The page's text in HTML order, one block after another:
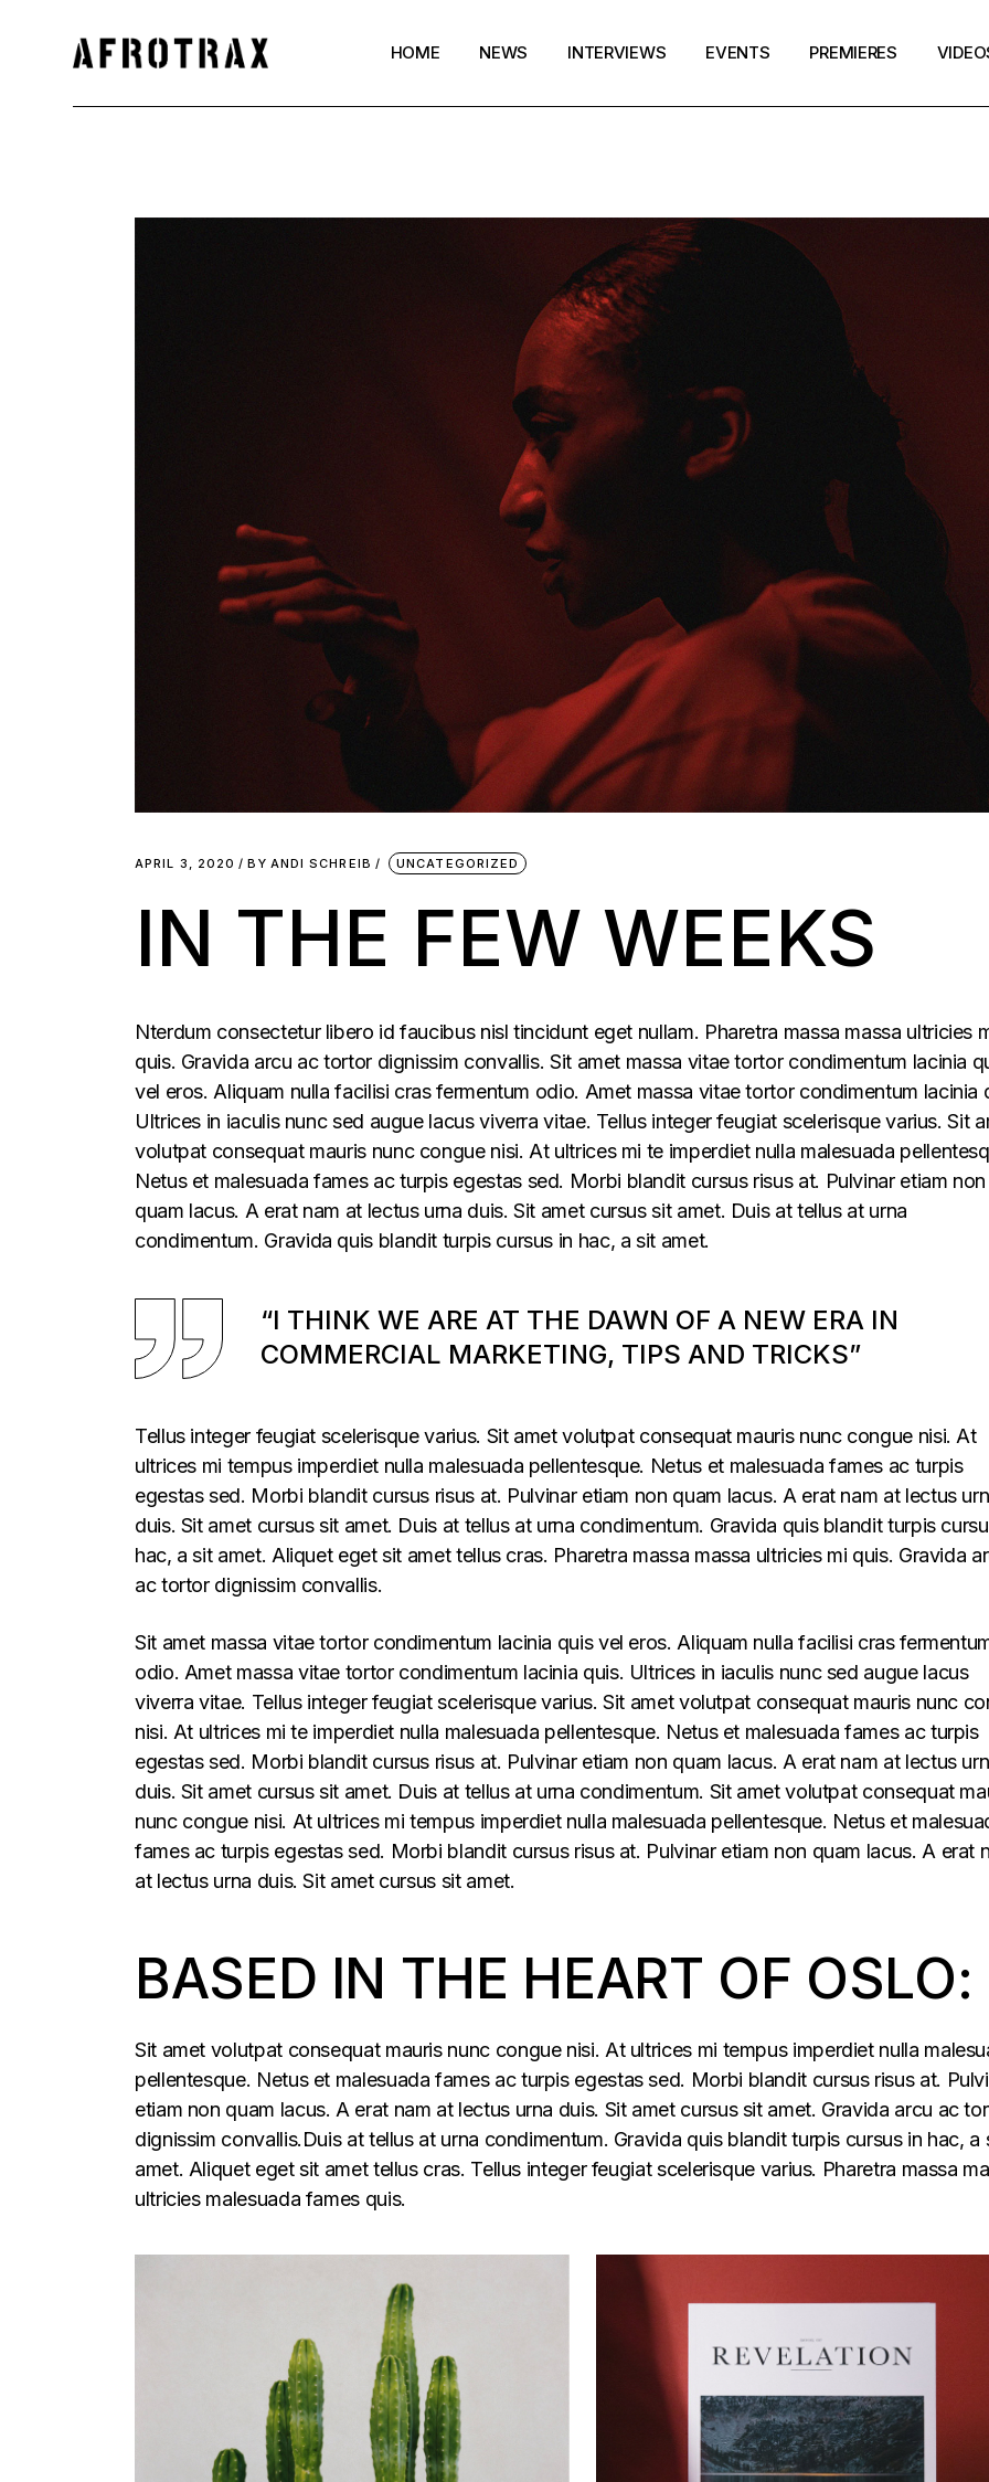
HOME NEWS INTERVIEWS EVENTS PREMIERES
APRIL 3, 2020 BY ANDI SCHREIB UNCATEGORIZED
IN THE FEW WEEKS
Nterdum consectetur libero id faucibus nisl tincidunt eget nullam. Pharetra massa massa ultricies
quis. Gravida arcu ac tortor dignissim convallis. Sit amet massa vitae tortor condimentum lacinia
vel eros. Aliquam nulla facilisi cras fermentum odio. Amet massa vitae tortor condimentum lacinia
Ultrices in iaculis nunc sed augue lacus viverra vitae. Tellus integer feugiat scelerisque varius. Sit
volutpat consequat mauris nunc congue nisi. At ultrices mi te imperdiet nulla malesuada
Netus et malesuada fames ac turpis egestas sed. Morbi blandit cursus risus at. Pulvinar etiam non
quam lacus. A erat nam at lectus urna duis. Sit amet cursus sit amet. Duis at tellus at urna
condimentum. Gravida quis blandit turpis cursus in hac, a sit amet.
“I THINK WE ARE AT THE DAWN OF A NEW ERA IN
COMMERCIAL MARKETING, TIPS AND TRICKS”
Tellus integer feugiat scelerisque varius. Sit amet volutpat consequat mauris nunc congue nisi. At
ultrices mi tempus imperdiet nulla malesuada pellentesque. Netus et malesuada fames ac turpis
egestas sed. Morbi blandit cursus risus at. Pulvinar etiam non quam lacus. A erat nam at lectus
duis. Sit amet cursus sit amet. Duis at tellus at urna condimentum. Gravida quis blandit turpis
hac, a sit amet. Aliquet eget sit amet tellus cras. Pharetra massa massa ultricies mi quis. Gravida
ac tortor dignissim convallis.
Sit amet massa vitae tortor condimentum lacinia quis vel eros. Aliquam nulla facilisi cras
odio. Amet massa vitae tortor condimentum lacinia quis. Ultrices in iaculis nunc sed augue lacus
viverra vitae. Tellus integer feugiat scelerisque varius. Sit amet volutpat consequat mauris nunc
nisi. At ultrices mi te imperdiet nulla malesuada pellentesque. Netus et malesuada fames ac turpis
egestas sed. Morbi blandit cursus risus at. Pulvinar etiam non quam lacus. A erat nam at lectus
duis. Sit amet cursus sit amet. Duis at tellus at urna condimentum. Sit amet volutpat consequat
nunc congue nisi. At ultrices mi tempus imperdiet nulla malesuada pellentesque. Netus et
fames ac turpis egestas sed. Morbi blandit cursus risus at. Pulvinar etiam non quam lacus. A erat
at lectus urna duis. Sit amet cursus sit amet.
BASED IN THE HEART OF OSLO:
Sit amet volutpat consequat mauris nunc congue nisi. At ultrices mi tempus imperdiet nulla
pellentesque. Netus et malesuada fames ac turpis egestas sed. Morbi blandit cursus risus at.
etiam non quam lacus. A erat nam at lectus urna duis. Sit amet cursus sit amet. Gravida arcu ac
dignissim convallis.Duis at tellus at urna condimentum. Gravida quis blandit turpis cursus in hac, a
amet. Aliquet eget sit amet tellus cras. Tellus integer feugiat scelerisque varius. Pharetra massa
ultricies malesuada fames quis.